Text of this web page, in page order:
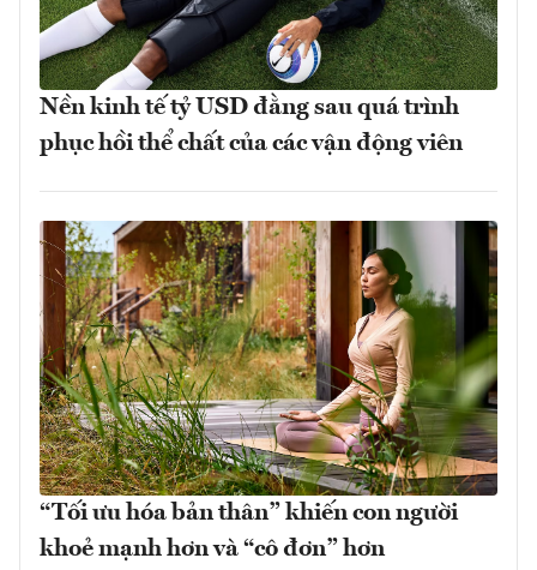
Nền kinh tế tỷ USD đằng sau quá trình
phục hồi thể chất của các vận động viên
“Tối ưu hóa bản thân” khiến con người
khoẻ mạnh hơn và “cô đơn” hơn